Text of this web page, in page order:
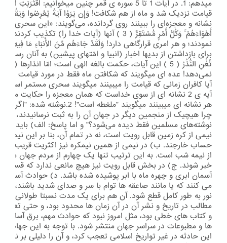
نشانه و معجزه‌ای را ببینند روی گردانده، می‌گویند: «این سحری
أَهْوَاءَهُمْ ۚ وَكُلُّ أَمْرٍ مُّسْتَقِرٌّ ( 3 ) آنها (آیات خدا را)
برای بازداشتن از بدیها اخبار (انبیا و امّتهای پیشین) به آنان
تُغْنِ النُّذُرُ ( 5 ) این آیات، حکمت بالغه الهی است؛ امّا انذارها
آیا کافران زمانی که قیامت را میبینند میگویند سحری مستمر
آیه ی 2 نشانه ای از سوی خداست که همان معجزه را حکایت
هر نشانه ای میبینند میگویند
چرا هیچیک از منجمین دیگر در جهان آن را به ثبت نرسانیدند، و
نوشته‌های مسلمین فقط دیده می‌شود؟" و اما پاسخ: الف) باید
نیمی از کره زمین قابل رویت است، نه در تمام آن، بنا بر این نيمی
حساب خارجند. ب) در نیمی از همین نیمکره نیز اکثریت قریب به
از نیمه شب است. به این ترتیب تنها یک چهارم از مردم جهان می
خبر شوند. ج) در بخش قابل رویت نیز هیچ مانعی ندارد که قسمت
آسمان ابری و چهره ماه با ابر پوشیده شده باشد. د) حوادث
می کنند که یا مانند صاعقه ها توام با سر و صدای شدید باشند،
نور به طور کامل قطع شود. آن هم برای یک مدت نسبتا طولانی.
مطالب در تاریخ و نشر آن در آن زمان ها محدود بود، و حتی تعداد
و کتاب های خطی بود، مثل امروز نبود که حوادث مهم، برق آسا به
ها و مطبوعات در سراسر جهان منتشر شود. با توجه به این جهات،
این حادثه در غیر تواریخ اسلامی تعجب کرد، و آن را دلیلی بر